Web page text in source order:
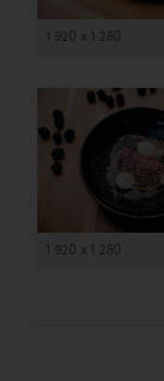
1 920 x 1 280
1 920 x 1 280